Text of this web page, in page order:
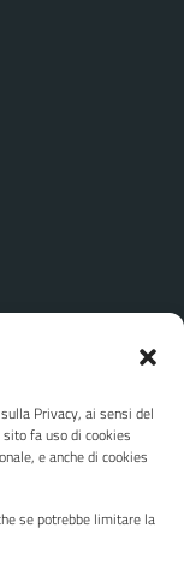
Privacy, ai sensi del
fa uso di cookies
e anche di cookies
se potrebbe limitare la